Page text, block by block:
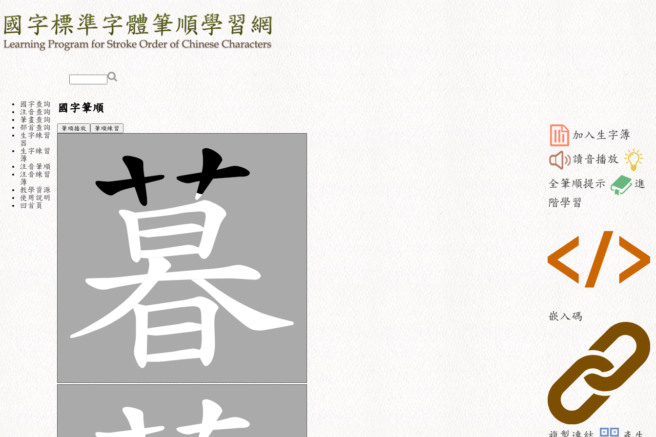
國字查詢
注音查詢
筆畫查詢
部首查詢
生字練習
器
生字練習
簿
注音筆順
注音練習
簿
教學資源
使用說明
回首頁
國字筆順
筆順播放 筆順練習
加入生字簿
讀音播放
全筆順提示
進
階學習
嵌入碼